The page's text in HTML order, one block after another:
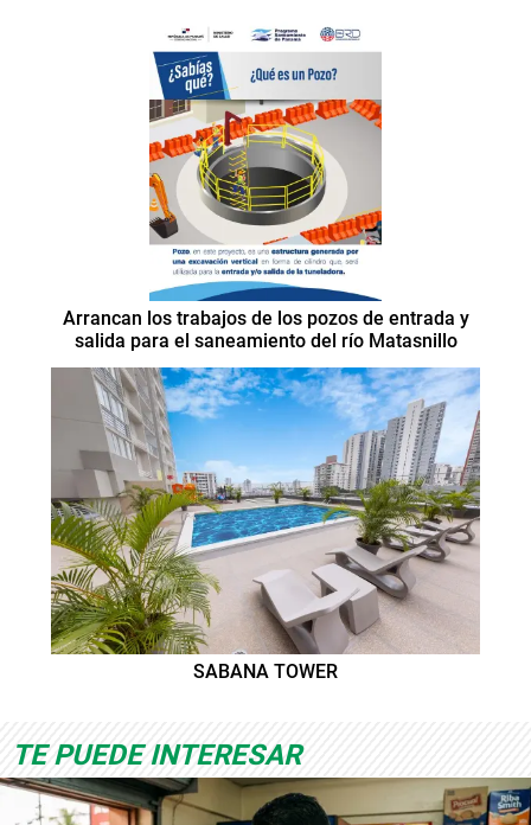
Arrancan los trabajos de los pozos de entrada y
salida para el saneamiento del río Matasnillo
SABANA TOWER
TE PUEDE INTERESAR